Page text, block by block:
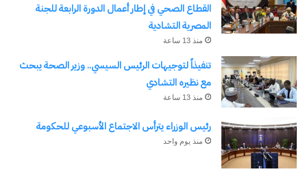
نسخ الرابط
القطاع الصحي في إطار أعمال الدورة الرابعة للجنة
المصرية التشادية
منذ 13 ساعة
تنفيذاً لتوجيهات الرئيس السيسي.. وزير الصحة يبحث
مع نظيره التشادي
منذ 13 ساعة
رئيس الوزراء يترأس الاجتماع الأسبوعي للحكومة
منذ يوم واحد